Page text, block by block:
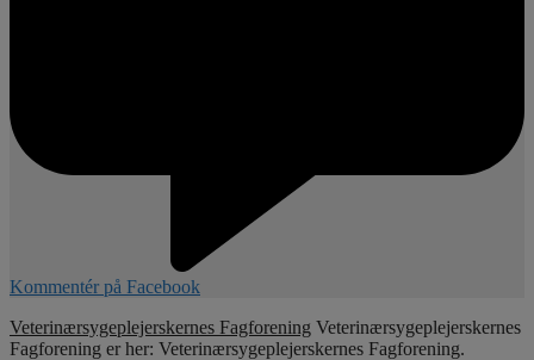
Kommentér på Facebook
Veterinærsygeplejerskernes Fagforening Veterinærsygeplejerskernes
Fagforening er her: Veterinærsygeplejerskernes Fagforening.